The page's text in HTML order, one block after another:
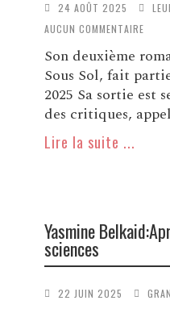
24 AOÛT 2025
AUCUN COMMENTAIRE
Son deuxième
Sous Sol, fait
2025 Sa sortie est
des critiques,
Lire la suite ...
Yasmine
sciences
22 JUIN 2025